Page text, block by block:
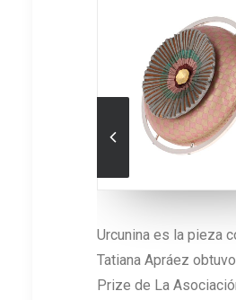
Urcunina es la pieza con que
Tatiana Apráez obtuvo el Grand
Prize de La Asociación de